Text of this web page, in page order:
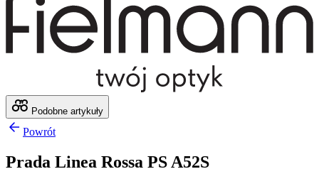
Podobne artykuły
Powrót
Prada Linea Rossa PS A52S